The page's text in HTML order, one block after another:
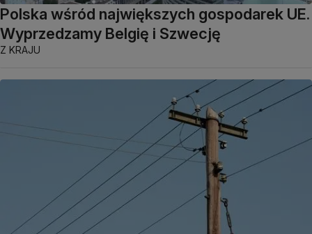
Polska wśród największych gospodarek UE.
Wyprzedzamy Belgię i Szwecję
Z KRAJU